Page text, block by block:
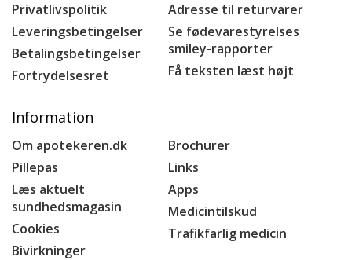
Privatlivspolitik
Leveringsbetingelser
Betalingsbetingelser
Fortrydelsesret
Adresse til returvarer
Se fødevarestyrelses
smiley-rapporter
Få teksten læst højt
Information
Om apotekeren.dk
Pillepas
Læs aktuelt
sundhedsmagasin
Cookies
Bivirkninger
Brochurer
Links
Apps
Medicintilskud
Trafikfarlig medicin